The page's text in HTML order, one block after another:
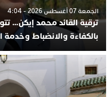
الجمعة 07 أغسطس 2026 - 4:04
ترقية القائد محمد إيكن…
بالكفاءة والانضباط وخدمة